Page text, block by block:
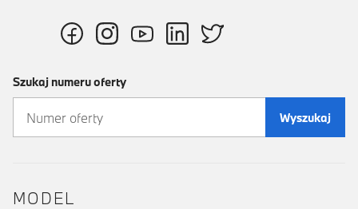
Szukaj numeru oferty
Wyszukaj
MODEL